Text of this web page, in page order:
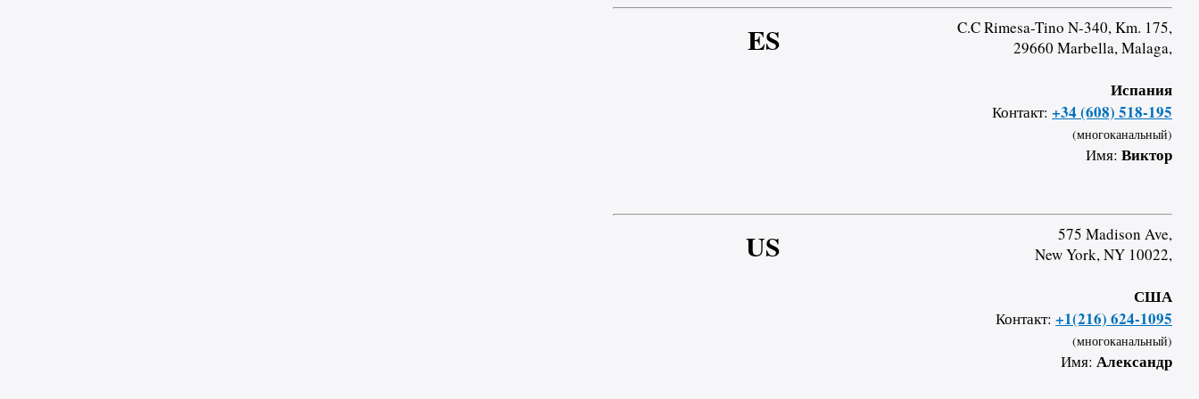
ES
C.C Rimesa-Tino N-340, Km. 175,
29660 Marbella, Malaga,
Испания
Контакт: +34 (608) 518-195
(многоканальный)
Имя: Виктор
US
575 Madison Ave,
New York, NY 10022,
США
Контакт: +1(216) 624-1095
(многоканальный)
Имя: Александр